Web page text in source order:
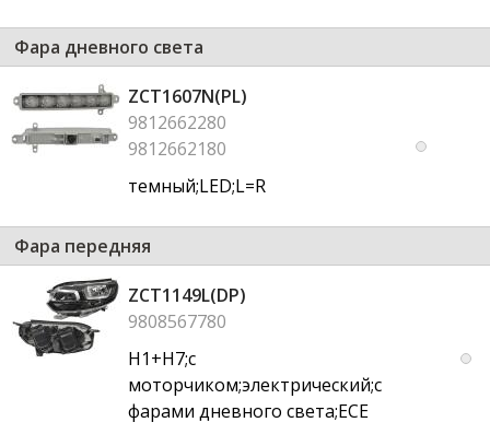
Фара дневного света
ZCT1607N(PL)
9812662280
9812662180
темный;LED;L=R
Фара передняя
ZCT1149L(DP)
9808567780
H1+H7;с
моторчиком;электрический;с
фарами дневного света;ECE